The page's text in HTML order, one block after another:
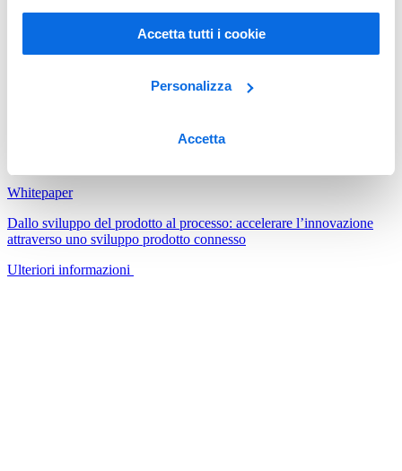
Accetta tutti i cookie
Personalizza
Accetta
Whitepaper
Dallo sviluppo del prodotto al processo: accelerare l’innovazione
attraverso uno sviluppo prodotto connesso
Ulteriori informazioni